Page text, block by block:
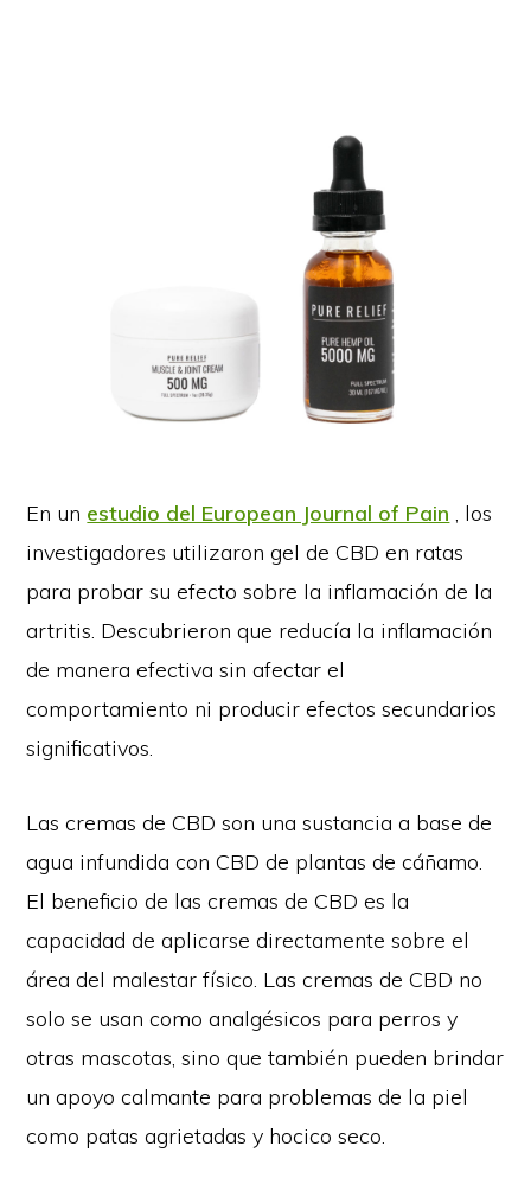
En un estudio del European Journal of Pain , los
investigadores utilizaron gel de CBD en ratas
para probar su efecto sobre la inflamación de la
artritis. Descubrieron que reducía la inflamación
de manera efectiva sin afectar el
comportamiento ni producir efectos secundarios
significativos.
Las cremas de CBD son una sustancia a base de
agua infundida con CBD de plantas de cáñamo.
El beneficio de las cremas de CBD es la
capacidad de aplicarse directamente sobre el
área del malestar físico. Las cremas de CBD no
solo se usan como analgésicos para perros y
otras mascotas, sino que también pueden brindar
un apoyo calmante para problemas de la piel
como patas agrietadas y hocico seco.